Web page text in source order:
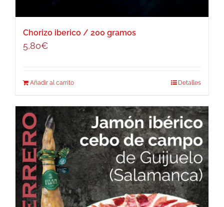
Chorizo iberico / 200 gramos
5,80€
Añadir al carrito Detalles